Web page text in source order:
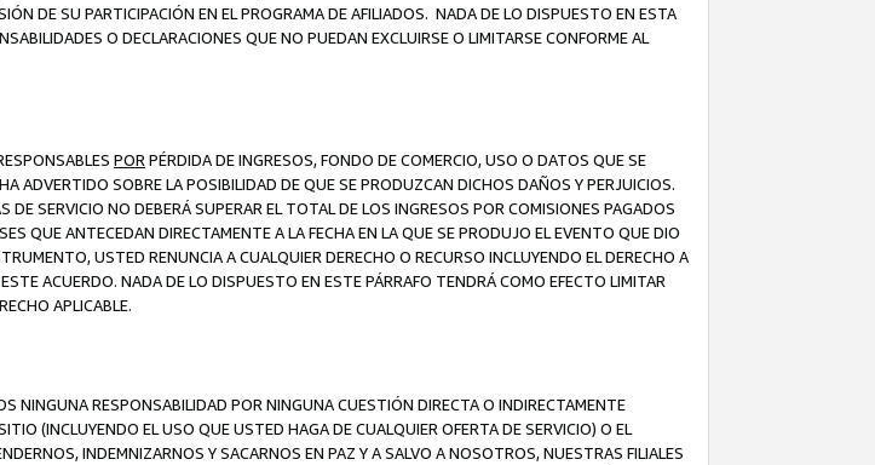
DE SU PARTICIPACIÓN EN EL PROGRAMA DE AFILIADOS. NADA DE LO DISPUESTO EN ESTA
O DECLARACIONES QUE NO PUEDAN EXCLUIRSE O LIMITARSE CONFORME AL
PORPÉRDIDA DE INGRESOS, FONDO DE COMERCIO, USO O DATOS QUE SE
ADVERTIDO SOBRE LA POSIBILIDAD DE QUE SE PRODUZCAN DICHOS DAÑOS Y PERJUICIOS.
SERVICIO NO DEBERÁ SUPERAR EL TOTAL DE LOS INGRESOS POR COMISIONES PAGADOS
QUE ANTECEDAN DIRECTAMENTE A LA FECHA EN LA QUE SE PRODUJO EL EVENTO QUE DIO
USTED RENUNCIA A CUALQUIER DERECHO O RECURSO INCLUYENDO EL DERECHO A
ACUERDO. NADA DE LO DISPUESTO EN ESTE PÁRRAFO TENDRÁ COMO EFECTO LIMITAR
APLICABLE.
NINGUNA RESPONSABILIDAD POR NINGUNA CUESTIÓN DIRECTA O INDIRECTAMENTE
(INCLUYENDO EL USO QUE USTED HAGA DE CUALQUIER OFERTA DE SERVICIO) O EL
INDEMNIZARNOS Y SACARNOS EN PAZ Y A SALVO A NOSOTROS, NUESTRAS FILIALES